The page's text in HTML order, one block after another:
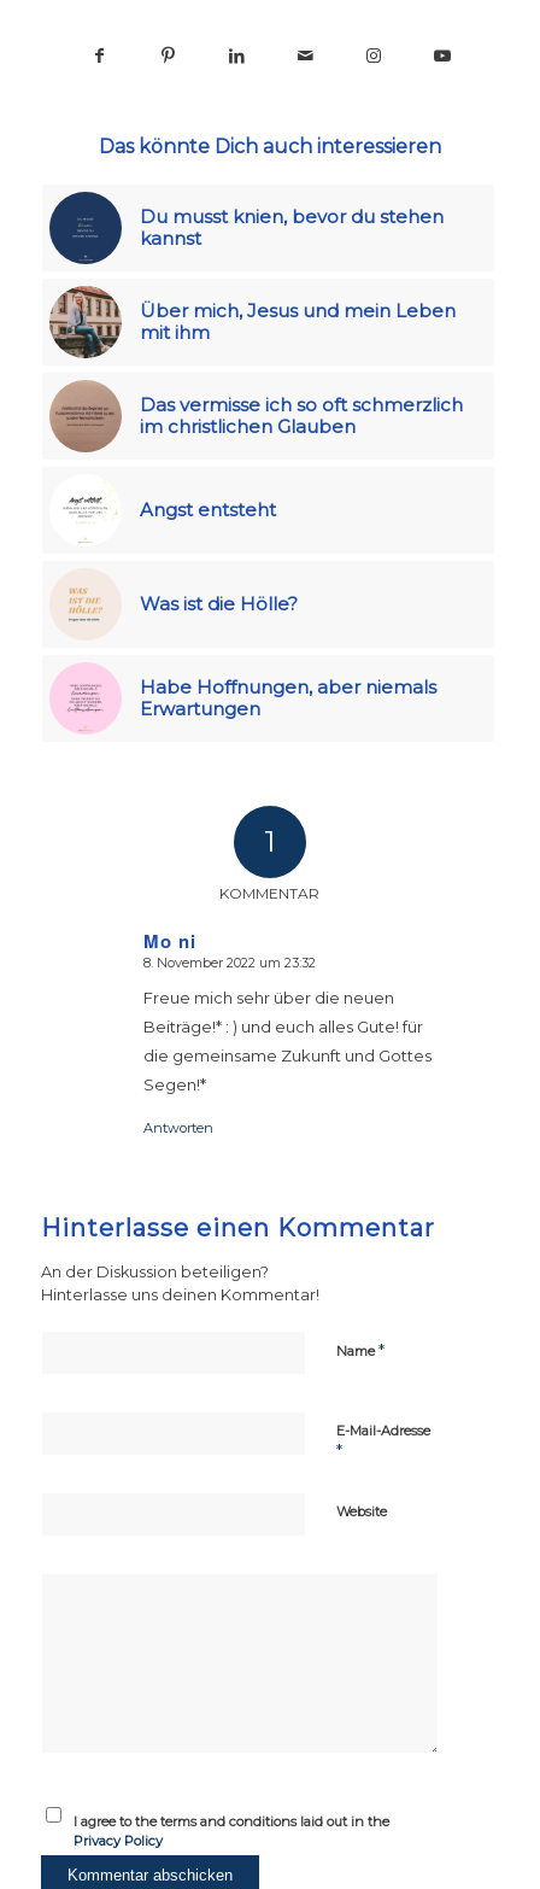
Das könnte Dich auch interessieren
Du musst knien, bevor du stehen
kannst
Über mich, Jesus und mein Leben
mit ihm
Das vermisse ich so oft schmerzlich
im christlichen Glauben
Angst entsteht
Was ist die Hölle?
Habe Hoffnungen, aber niemals
Erwartungen
1
KOMMENTAR
Mo ni
sagte:
8. November 2022 um 23:32
Freue mich sehr über die neuen
Beiträge!* : ) und euch alles Gute! für
die gemeinsame Zukunft und Gottes
Segen!*
Antworten
Hinterlasse einen Kommentar
An der Diskussion beteiligen?
Hinterlasse uns deinen Kommentar!
Name*
E-Mail-Adresse
*
Website
I agree to the terms and conditions laid out in the
Privacy Policy